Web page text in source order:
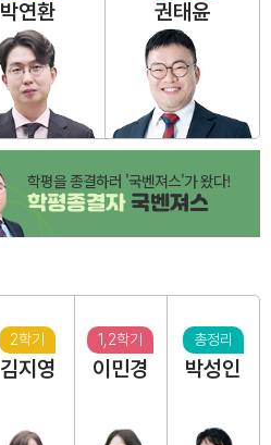
박연환 권태윤
학평을 종결하러 '국벤져스'가 왔다!
학평종결자국벤져스
2학기
김지영
1,2학기
이민경
총정리
박성인